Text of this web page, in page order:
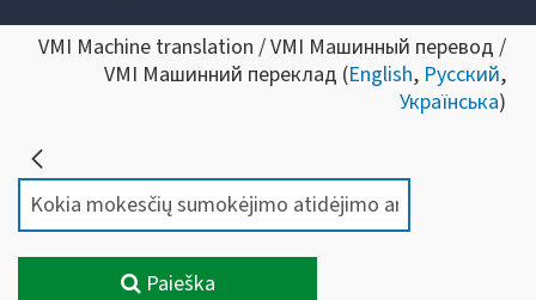
VMI Machine translation / VMI Машинный перевод /
VMI Машинний переклад (English, Русский,
Українська)
Paieška